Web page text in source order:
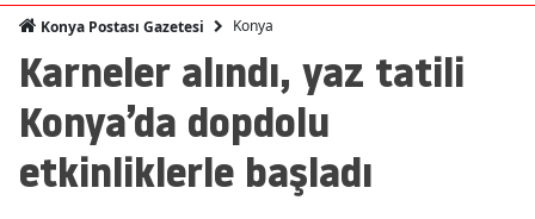
Amasya
Antalya
Konya Postası Gazetesi Konya
Karneler alındı, yaz tatili
Konya’da dopdolu
etkinliklerle başladı